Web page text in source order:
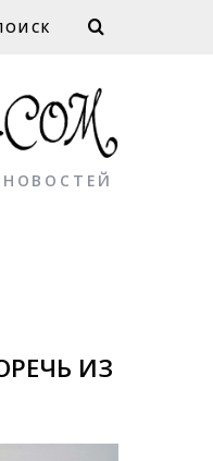
ИЗ